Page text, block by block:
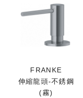
FRANKE
伸縮龍頭-不銹鋼
(霧)